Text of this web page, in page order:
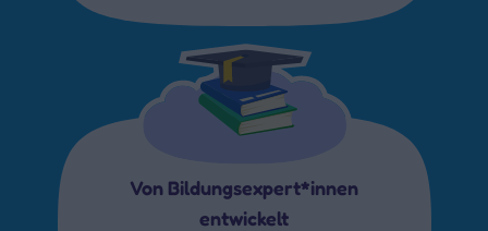
Von Bildungsexpert*innen
entwickelt